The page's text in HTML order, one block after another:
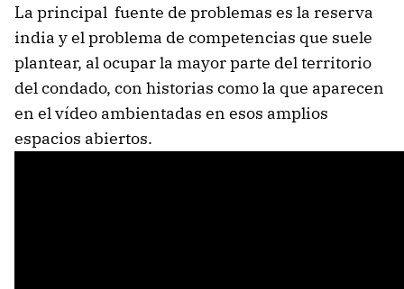
La principal fuente de problemas es la reserva
india y el problema de competencias que suele
plantear, al ocupar la mayor parte del territorio
del condado, con historias como la que aparecen
en el vídeo ambientadas en esos amplios
espacios abiertos.